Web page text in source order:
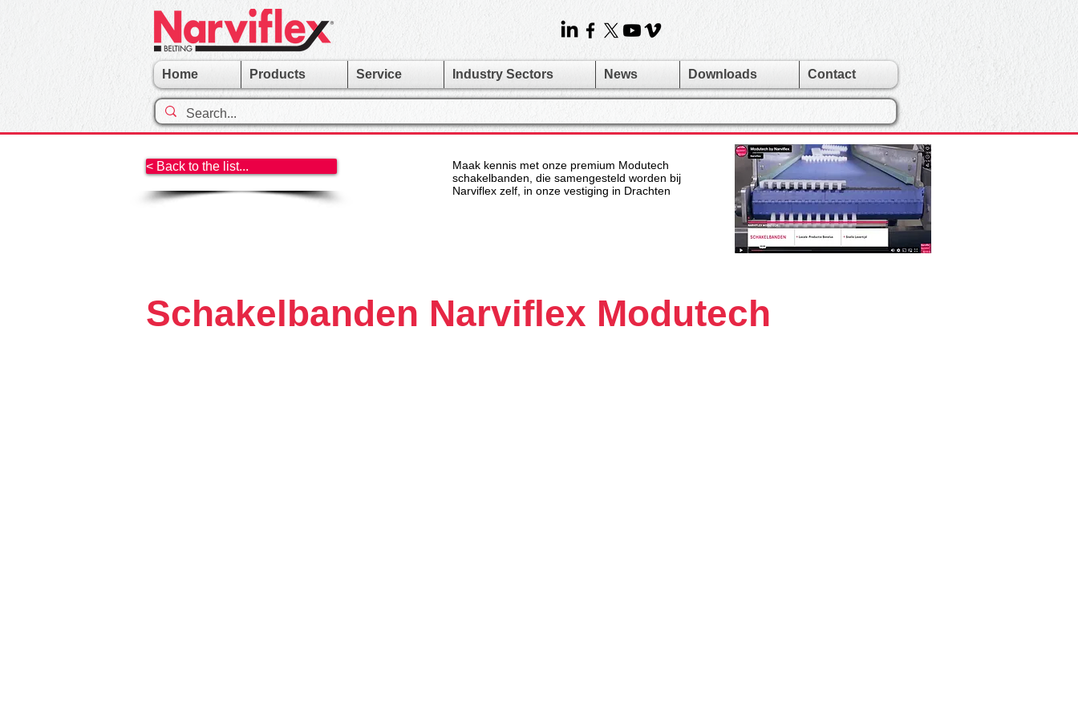
Home Products Service Industry Sectors News Downloads Contact
< Back to the list...
Maak kennis met onze premium Modutech
schakelbanden, die samengesteld worden bij
Narviflex zelf, in onze vestiging in Drachten
Schakelbanden Narviflex Modutech